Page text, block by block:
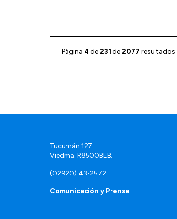
Página 4 de231 de2077 resultados
Tucumán 127.
Viedma. R8500BEB.
(02920) 43-2572
Comunicación y Prensa